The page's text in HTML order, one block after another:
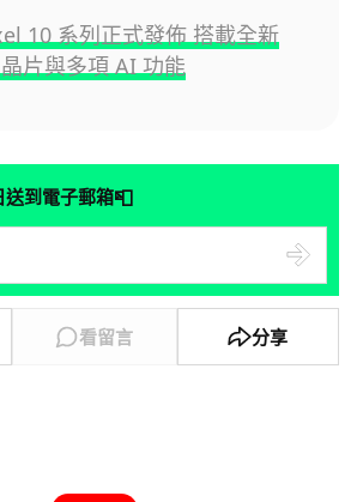
10 系列正式發佈 搭載全新
片與多項 AI 功能
送到電子郵箱📮
看留言 分享